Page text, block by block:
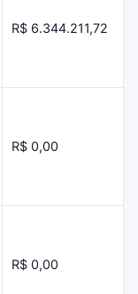
R$ 6.344.211,72
R$ 0,00
R$ 0,00